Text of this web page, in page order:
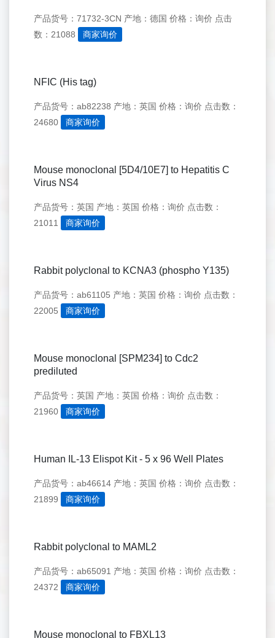
产品货号：71732-3CN 产地：德国 价格：询价 点击
数：21088
商家询价
NFIC (His tag)
产品货号：ab82238 产地：英国 价格：询价 点击数：
24680
商家询价
Mouse monoclonal [5D4/10E7] to Hepatitis C
Virus NS4
产品货号：英国 产地：英国 价格：询价 点击数：
21011
商家询价
Rabbit polyclonal to KCNA3 (phospho Y135)
产品货号：ab61105 产地：英国 价格：询价 点击数：
22005
商家询价
Mouse monoclonal [SPM234] to Cdc2
prediluted
产品货号：英国 产地：英国 价格：询价 点击数：
21960
商家询价
Human IL-13 Elispot Kit - 5 x 96 Well Plates
产品货号：ab46614 产地：英国 价格：询价 点击数：
21899
商家询价
Rabbit polyclonal to MAML2
产品货号：ab65091 产地：英国 价格：询价 点击数：
24372
商家询价
Mouse monoclonal to FBXL13